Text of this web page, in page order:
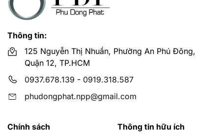
Thông tin:
125 Nguyễn Thị Nhuần, Phường An Phú Đông,
Quận 12, TP.HCM
0937.678.139 - 0919.318.587
phudongphat.npp@gmail.com
Chính sách
Thông tin hữu ích